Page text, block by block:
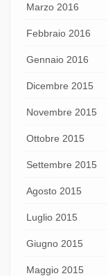
Marzo 2016
Febbraio 2016
Gennaio 2016
Dicembre 2015
Novembre 2015
Ottobre 2015
Settembre 2015
Agosto 2015
Luglio 2015
Giugno 2015
Maggio 2015